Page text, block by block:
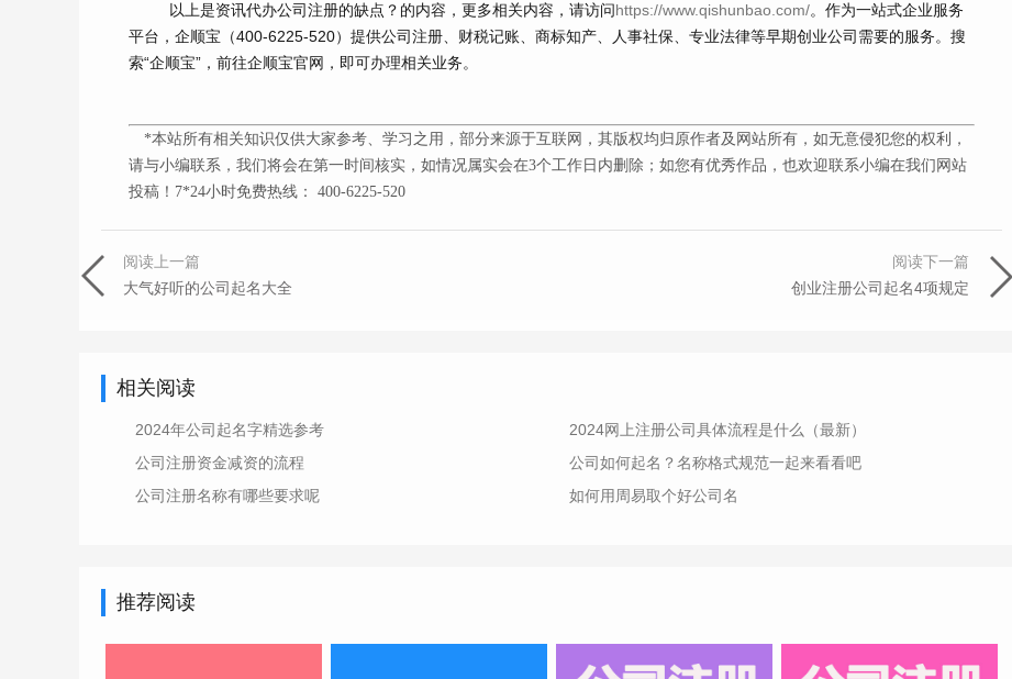
以上是资讯代办公司注册的缺点？的内容，更多相关内容，请访问https://www.qishunbao.com/。作为一站式企业服务
平台，企顺宝（400-6225-520）提供公司注册、财税记账、商标知产、人事社保、专业法律等早期创业公司需要的服务。搜
索“企顺宝”，前往企顺宝官网，即可办理相关业务。
*本站所有相关知识仅供大家参考、学习之用，部分来源于互联网，其版权均归原作者及网站所有，如无意侵犯您的权利，
请与小编联系，我们将会在第一时间核实，如情况属实会在3个工作日内删除；如您有优秀作品，也欢迎联系小编在我们网站
投稿！7*24小时免费热线： 400-6225-520
阅读上一篇
大气好听的公司起名大全
阅读下一篇
创业注册公司起名4项规定
相关阅读
2024年公司起名字精选参考
2024网上注册公司具体流程是什么（最新）
公司注册资金减资的流程
公司如何起名？名称格式规范一起来看看吧
公司注册名称有哪些要求呢
如何用周易取个好公司名
推荐阅读